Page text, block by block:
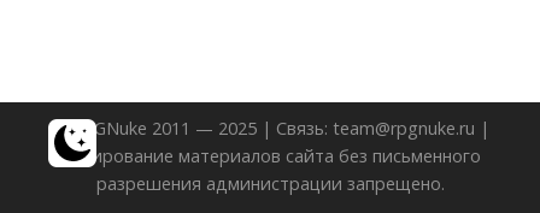
© RPGNuke 2011 — 2025 | Связь: team@rpgnuke.ru |
Копирование материалов сайта без письменного
разрешения администрации запрещено.